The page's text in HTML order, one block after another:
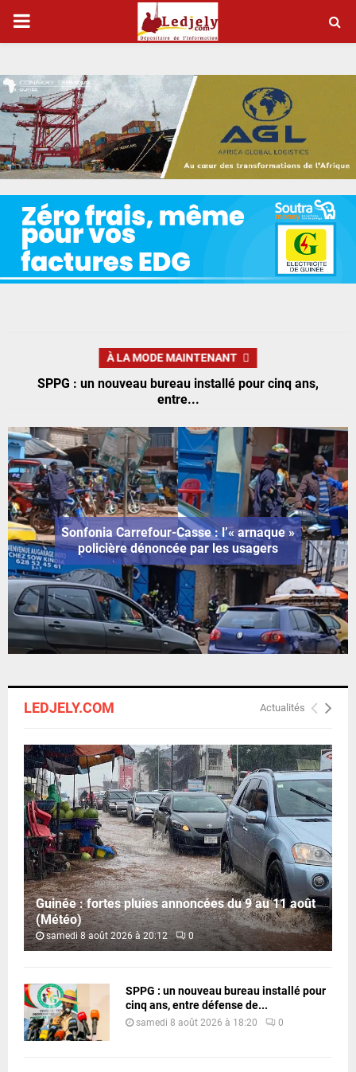
P
I
M
A
Y
U
À LA MODE MAINTENANT
SPPG : un nouveau bureau installé pour cinq ans,
entre...
Sonfonia Carrefour-Casse : l’« arnaque »
policière dénoncée par les usagers
LEDJELY.COM Actualités
Guinée : fortes pluies annoncées du 9 au 11 août
(Météo)
samedi 8 août 2026 à 20:12 0
SPPG : un nouveau bureau installé pour
cinq ans, entre défense de...
samedi 8 août 2026 à 18:20 0